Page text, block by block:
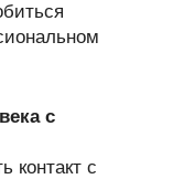
с
контакт с